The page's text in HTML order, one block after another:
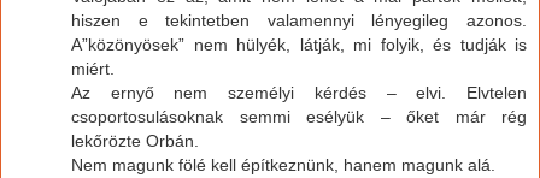
hiszen e tekintetben valamennyi lényegileg azonos.
A”közönyösek” nem hülyék, látják, mi folyik, és tudják is
miért.
Az ernyő nem személyi kérdés – elvi. Elvtelen
csoportosulásoknak semmi esélyük – őket már rég
lekőrözte Orbán.
Nem magunk fölé kell építkeznünk, hanem magunk alá.